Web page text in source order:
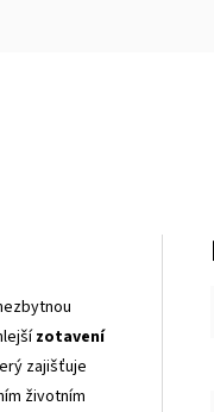
zotavení
zajišťuje
životním